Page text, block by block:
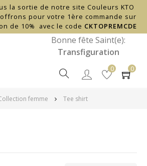
la sortie de notre site Couleurs KTO
pour votre 1ère commande sur
de 10% avec le code CKTOPREMCDE
Bonne fête Saint(e):
Transfiguration
0 0
femme Tee shirt